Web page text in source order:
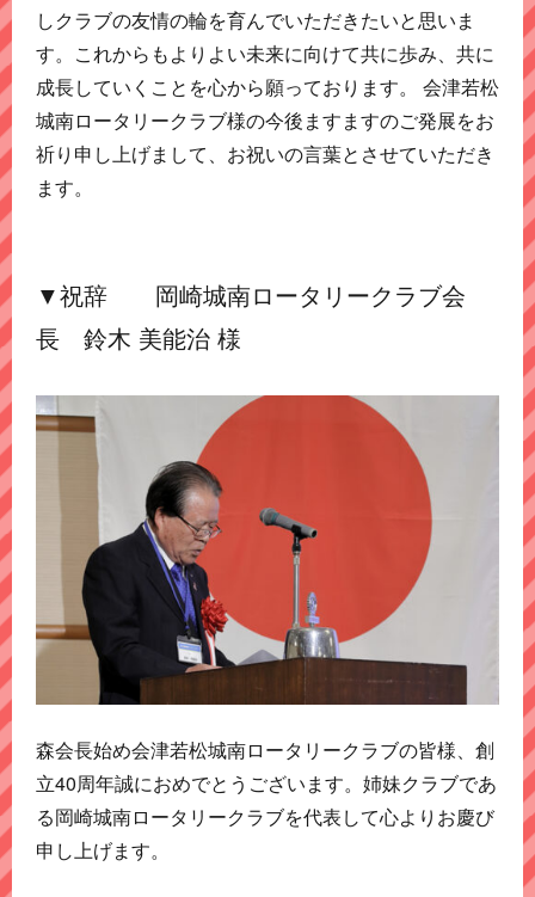
しクラブの友情の輪を育んでいただきたいと思いま
す。これからもよりよい未来に向けて共に歩み、共に
成長していくことを心から願っております。 会津若松
城南ロータリークラブ様の今後ますますのご発展をお
祈り申し上げまして、お祝いの言葉とさせていただき
ます。
▼祝辞 岡崎城南ロータリークラブ会
長 鈴木 美能治 様
森会長始め会津若松城南ロータリークラブの皆様、創
立40周年誠におめでとうございます。姉妹クラブであ
る岡崎城南ロータリークラブを代表して心よりお慶び
申し上げます。